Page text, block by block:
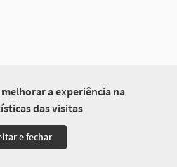
a experiência na
das visitas
e fechar